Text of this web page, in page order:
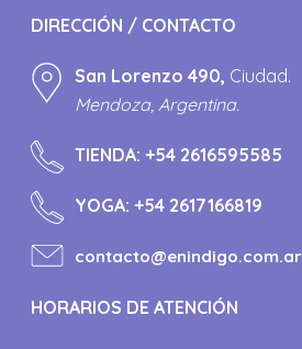
DIRECCIÓN / CONTACTO
San Lorenzo 490, Ciudad.
Mendoza, Argentina.
TIENDA:+54 2616595585
YOGA:+54 2617166819
contacto@enindigo.com.ar
HORARIOS DE ATENCIÓN